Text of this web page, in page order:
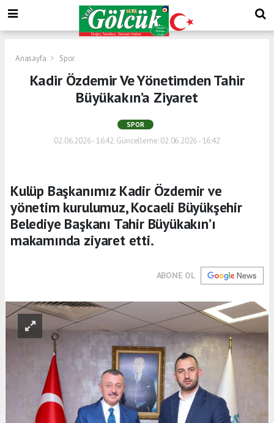
Anasayfa Spor
Kadir Özdemir Ve Yönetimden Tahir
Büyükakın’a Ziyaret
SPOR
02.06.2026 - 16:42, Güncelleme: 02.06.2026 - 16:42
Kulüp Başkanımız Kadir Özdemir ve
yönetim kurulumuz, Kocaeli Büyükşehir
Belediye Başkanı Tahir Büyükakın’ı
makamında ziyaret etti.
ABONE OL